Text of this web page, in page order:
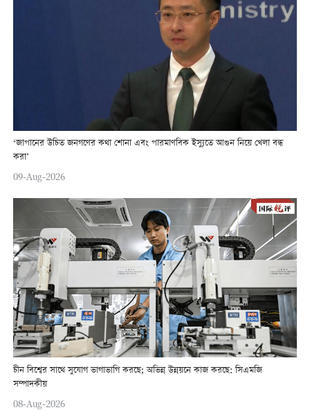
‘জাপানের উচিত জনগণের কথা শোনা এবং পারমাণবিক ইস্যুতে আগুন নিয়ে খেলা বন্ধ
করা’
09-Aug-2026
চীন বিশ্বের সাথে সুযোগ ভাগাভাগি করছে; অভিন্ন উন্নয়নে কাজ করছে: সিএমজি
সম্পাদকীয়
08-Aug-2026